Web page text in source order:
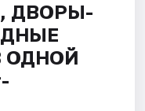
ДВОРЫ-
ОДНОЙ